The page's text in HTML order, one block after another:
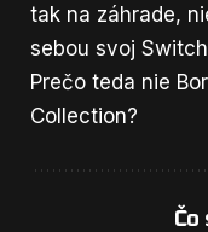
tak na záhrade,
sebou svoj
Prečo teda nie
Collection?
Čo